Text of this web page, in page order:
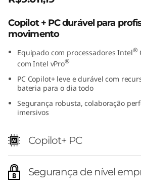
e
Copilot + PC durável para
movimento
Equipado com processadores Intel®
com Intel vPro®
PC Copilot+ leve e durável com
bateria para o dia todo
Segurança robusta, colaboração
imersivos
Copilot+ PC
Segurança de nível